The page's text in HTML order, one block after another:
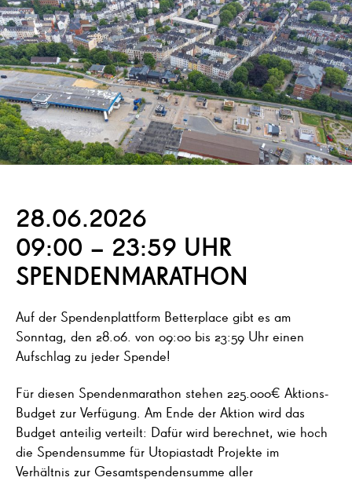
28.06.2026
09:00 – 23:59 UHR
SPENDENMARATHON
Auf der Spendenplattform Betterplace gibt es am
Sonntag, den 28.06. von 09:00 bis 23:59 Uhr einen
Aufschlag zu jeder Spende!
Für diesen Spendenmarathon stehen 225.000€ Aktions-
Budget zur Verfügung. Am Ende der Aktion wird das
Budget anteilig verteilt: Dafür wird berechnet, wie hoch
die Spendensumme für Utopiastadt Projekte im
Verhältnis zur Gesamtspendensumme aller